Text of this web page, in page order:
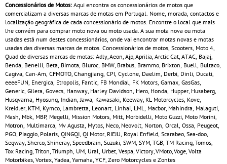
Concessionários de Motos: Aqui encontra os concessionários de motos que
comercializam a diversas marcas de motas em Portugal. Nome, morada, contactos e
localização geográfica de cada concessionário de motos. Encontre o local que mais
lhe convém para comprar moto nova ou moto usada. A sua mota nova ou mota
usadas está num destes concessionários, onde vai encontrar motas novas e motas
usadas das diversas marcas de motos. Concessionários de motos, Scooters, Moto 4,
Quad de diversas marcas de motas: Adly, Aeon, Ajp, Aprilia, Arctic Cat, ATAC, Bajaj,
Benda, Benelli, Beta, Bimota, Bluroc, BMW, Brabus, Brammo, Brixton, Buell, Bultaco,
Cagiva, Can‑Am, CFMOTO, Changjiang, CPI, Cyclone, Daelim, Derbi, Dinli, Ducati,
eeeeFUN, Energica, Etropolis, Fantic, FB Mondial, FK Motors, Gamax, GasGas,
Generic, Gilera, Govecs, Hanway, Harley Davidson, Hero, Honda, Hupper, Husaberg,
Husqvarna, Hyosung, Indian, Jawa, Kawasaki, Keeway, KL Motorcycles, Kove,
Kreidler, KTM, Kymco, Lambretta, Leonart, Linhai, LML, Macbor, Mahindra, Malaguti,
Mash, Mbk, MBP, Megelli, Mission Motors, Mitt, Morbidelli, Moto Guzzi, Moto Morini,
Motron, Multimarca, Mv Agusta, Mytos, Neco, Neovolt, Norton, Orcal, Ossa, Peugeot,
PGO, Piaggio, Polaris, QINGQI, QJ Motor, RIEJU, Royal Enfield, Scarabeo, Sea-doo,
Segway, Sherco, Shineray, Speedbrain, Suzuki, SWM, SYM, TGB, TM Racing, Tomos,
Tox Racing, Triton, Triumph, UM, Ural, Urbet, Vespa, Victory, VMoto, Voge, Volta
Motorbikes, Vortex, Yadea, Yamaha, YCF, Zero Motorcycles e Zontes